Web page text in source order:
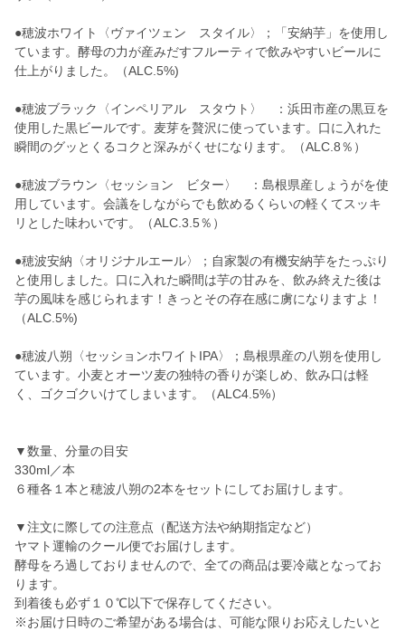
●穂波ホワイト〈ヴァイツェン スタイル〉；「安納芋」を使用し
ています。酵母の力が産みだすフルーティで飲みやすいビールに
仕上がりました。（ALC.5%)
●穂波ブラック〈インペリアル スタウト〉 ：浜田市産の黒豆を
使用した黒ビールです。麦芽を贅沢に使っています。口に入れた
瞬間のグッとくるコクと深みがくせになります。（ALC.8％）
●穂波ブラウン〈セッション ビター〉 ：島根県産しょうがを使
用しています。会議をしながらでも飲めるくらいの軽くてスッキ
リとした味わいです。（ALC.3.5％）
●穂波安納〈オリジナルエール〉；自家製の有機安納芋をたっぷり
と使用しました。口に入れた瞬間は芋の甘みを、飲み終えた後は
芋の風味を感じられます！きっとその存在感に虜になりますよ！
（ALC.5%)
●穂波八朔〈セッションホワイトIPA〉；島根県産の八朔を使用し
ています。小麦とオーツ麦の独特の香りが楽しめ、飲み口は軽
く、ゴクゴクいけてしまいます。（ALC4.5%）
▼数量、分量の目安
330ml／本
６種各１本と穂波八朔の2本をセットにしてお届けします。
▼注文に際しての注意点（配送方法や納期指定など）
ヤマト運輸のクール便でお届けします。
酵母をろ過しておりませんので、全ての商品は要冷蔵となってお
ります。
到着後も必ず１０℃以下で保存してください。
※お届け日時のご希望がある場合は、可能な限りお応えしたいと